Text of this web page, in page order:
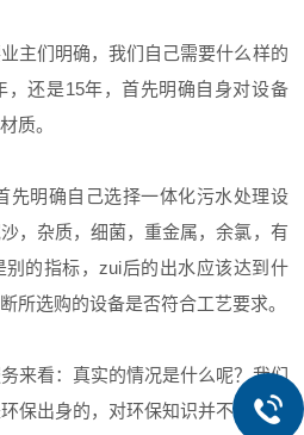
主们明确，我们自己需要什么样的
，还是15年，首先明确自身对设备
质。
先明确自己选择一体化污水处理设
，杂质，细菌，重金属，余氯，有
的指标，zui后的出水应该达到什
所选购的设备是否符合工艺要求。
来看：真实的情况是什么呢？我们
保出身的，对环保知识并不是很了